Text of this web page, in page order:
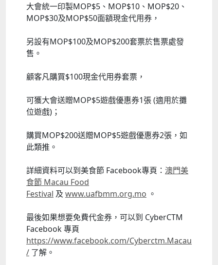
大會統一印製MOP$5、MOP$10、MOP$20、
MOP$30及MOP$50面額現金代用券，
另設有MOP$100及MOP$200套票於售票處發
售。
顧客凡購買$100現金代用券套票，
可獲大會送贈MOP$5遊戲優惠券1張 (適用於攤
位遊戲)；
購買MOP$200送贈MOP$5遊戲優惠券2張，如
此類推。
詳細資料可以到美食節 Facebook專頁： 澳門美
食節 Macau Food
Festival 及 www.uafbmm.org.mo 。
最後如果想要免費代金券，可以到 CyberCTM
Facebook 專頁
https://www.facebook.com/Cyberctm.Macau
/ 了解。